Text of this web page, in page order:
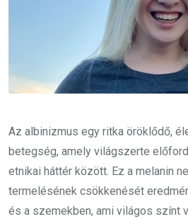
Az albinizmus egy ritka öröklődő,
betegség, amely világszerte
etnikai háttér között. Ez a melanin
termelésének csökkenését
és a szemekben, ami világos színt